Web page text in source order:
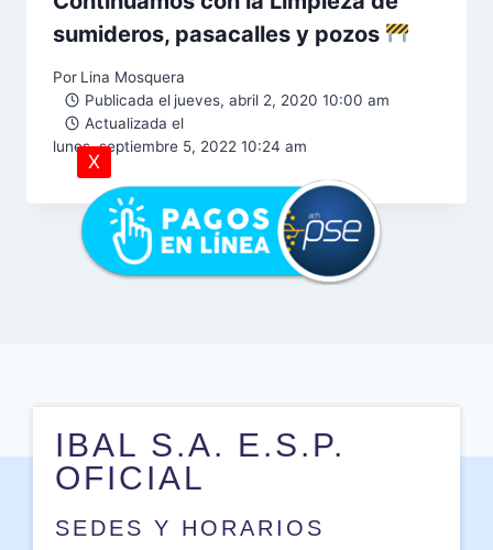
sumideros, pasacalles y pozos
Por Lina Mosquera
Publicada el jueves, abril 2, 2020 10:00 am
Actualizada el
lunes, septiembre 5, 2022 10:24 am
IBAL S.A. E.S.P.
OFICIAL
SEDES Y HORARIOS
X